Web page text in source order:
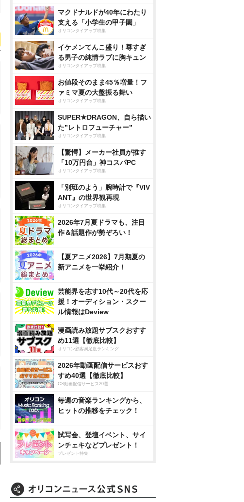
マクドナルドが40年にわたり
支える「小学生の甲子園」
オリコンタイアップ特集
イケメンてんこ盛り！尊すぎ
る男子の純情ラブに胸キュン
オリコンタイアップ特集
お値段そのまま45％増量！フ
ァミマ夏の大盤振る舞い
オリコンタイアップ特集
SUPER★DRAGON、自ら描い
た”レトロフューチャー”
オリコンタイアップ特集
【驚愕】メーカー社員が推す
「10万円台」神コスパPC
オリコンタイアップ特集
「別班のよう」腕時計で『VIV
ANT』の世界観再現
オリコンタイアップ特集
2026年7月夏ドラマも、注目
作＆話題作が勢ぞろい！
【夏アニメ2026】7月期夏の
新アニメを一挙紹介！
芸能界を志す10代～20代を応
援！オーディション・スクー
ル情報はDeview
漫画読み放題サブスクおすす
め11選【徹底比較】
オリコン顧客満足度ランキング
2026年動画配信サービスおす
すめ40選【徹底比較】
CS動画配信サービス20選
毎週の音楽ランキングから、
ヒットの推移をチェック！
試写会、登壇イベント、サイ
ンチェキなどプレゼント！
プレゼント特集